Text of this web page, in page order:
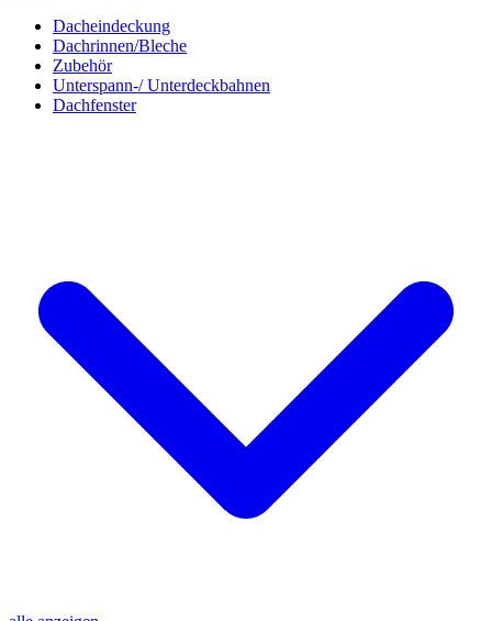
Dacheindeckung
Dachrinnen/Bleche
Zubehör
Unterspann-/ Unterdeckbahnen
Dachfenster